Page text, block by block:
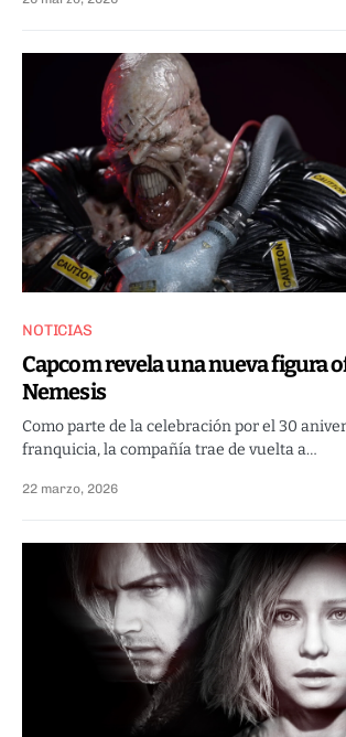
NOTICIAS
Capcom revela una nueva figura
Nemesis
Como parte de la celebración por el 30
franquicia, la compañía trae de vuelta a…
22 marzo, 2026